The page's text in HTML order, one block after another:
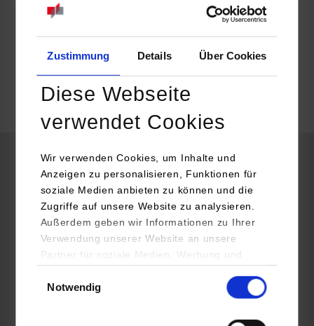
Zustimmung Details Über Cookies
Diese Webseite
verwendet Cookies
Wir verwenden Cookies, um Inhalte und
Anzeigen zu personalisieren, Funktionen für
soziale Medien anbieten zu können und die
Zugriffe auf unsere Website zu analysieren.
Außerdem geben wir Informationen zu Ihrer
Verwendung unserer Website an unsere
Partner für soziale Medien, Werbung und
YouTube, Google Maps) führen diese
Daten zusammen, die Sie ihnen bereitgestellt
Notwendig
Elektrotechnik und Informationstechnik
HELMUT FISCHER GMBH INSTITUT FÜR ELEKTRONIK UND
Industriestraße 21
71069 Sindelfingen
https://www.helmut-fischer.de/